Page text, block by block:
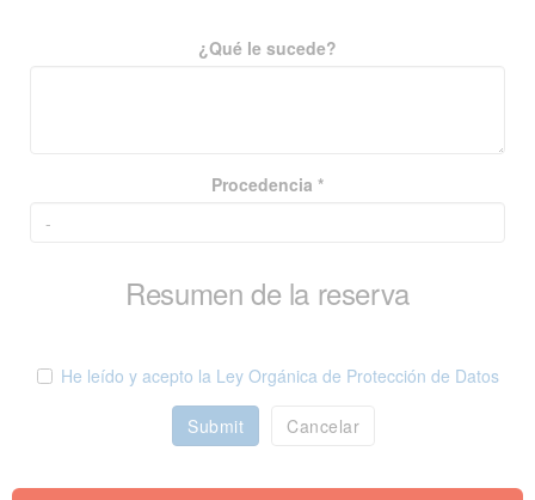
¿Qué le sucede?
Procedencia *
Resumen de la reserva
He leído y acepto la Ley Orgánica de Protección de Datos
Submit Cancelar